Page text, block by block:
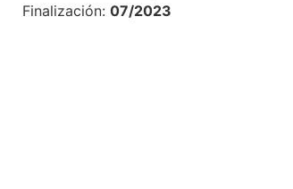
Finalización: 07/2023